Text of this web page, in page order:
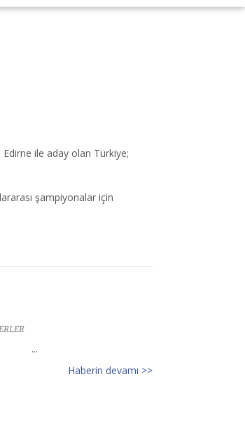
Edirne ile aday olan Türkiye;
şampiyonalar için
...
Haberin devamı >>